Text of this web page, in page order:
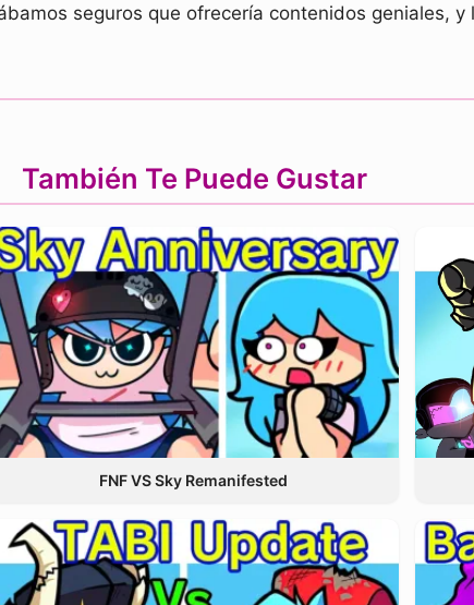
seguros que ofrecería contenidos geniales,
También Te Puede Gustar
FNF VS Sky Remanifested